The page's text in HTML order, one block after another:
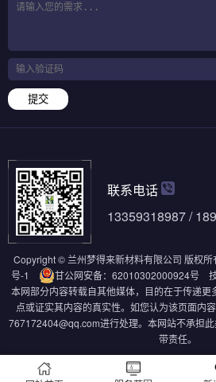
提交
联系电话
13359318987 /
Copyright © 兰州梦得来新材料有限公司 版权所
号-1
甘公网安备：62010302000924号
本网部分内容转载自其他媒体，目的在于传递
点或证实其内容的真实性。如您认为该页面内
767172404@qq.com进行处理。本网站不承担
带责任。